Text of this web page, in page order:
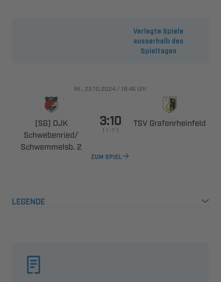
Verlegte Spiele
ausserhalb des
Spieltages
., /  Uhr
 
​
 

    
 
ZUM SPIEL
LEGENDE